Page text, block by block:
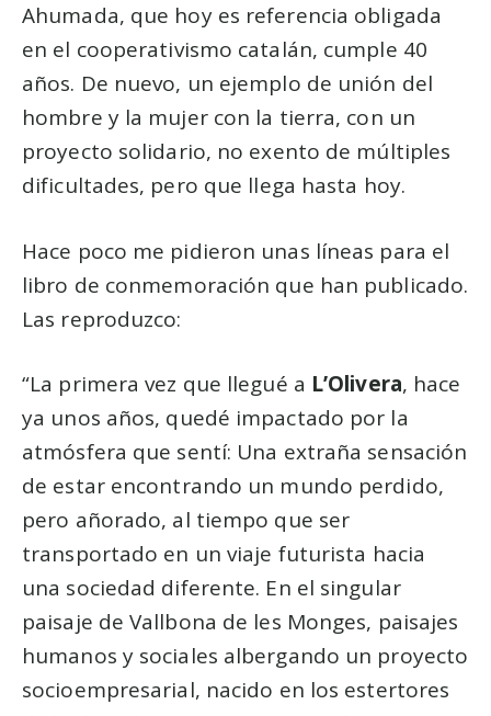
Ahumada, que hoy es referencia obligada
en el cooperativismo catalán, cumple 40
años. De nuevo, un ejemplo de unión del
hombre y la mujer con la tierra, con un
proyecto solidario, no exento de múltiples
dificultades, pero que llega hasta hoy.
Hace poco me pidieron unas líneas para el
libro de conmemoración que han publicado.
Las reproduzco:
“La primera vez que llegué a L’Olivera, hace
ya unos años, quedé impactado por la
atmósfera que sentí: Una extraña sensación
de estar encontrando un mundo perdido,
pero añorado, al tiempo que ser
transportado en un viaje futurista hacia
una sociedad diferente. En el singular
paisaje de Vallbona de les Monges, paisajes
humanos y sociales albergando un proyecto
socioempresarial, nacido en los estertores